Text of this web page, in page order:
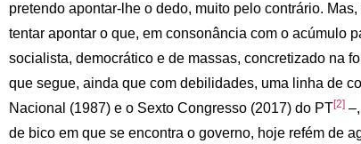
pretendo apontar-lhe o dedo, muito pelo contrário.
tentar apontar o que, em consonância com o acúmulo
socialista, democrático e de massas, concretizado na
que segue, ainda que com debilidades, uma linha de
Nacional (1987) e o Sexto Congresso (2017) do PT[2]
de bico em que se encontra o governo, hoje refém de